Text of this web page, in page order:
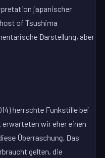
japanischer
of Tsushima
Darstellung, aber
herrschte Funkstille bei
erwarteten wir eher einen
Überraschung. Das
gelten, die